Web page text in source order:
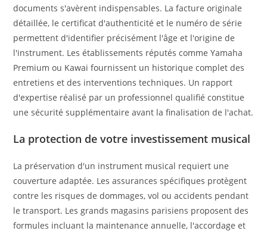
documents s'avèrent indispensables. La facture originale
détaillée, le certificat d'authenticité et le numéro de série
permettent d'identifier précisément l'âge et l'origine de
l'instrument. Les établissements réputés comme Yamaha
Premium ou Kawai fournissent un historique complet des
entretiens et des interventions techniques. Un rapport
d'expertise réalisé par un professionnel qualifié constitue
une sécurité supplémentaire avant la finalisation de l'achat.
La protection de votre investissement musical
La préservation d'un instrument musical requiert une
couverture adaptée. Les assurances spécifiques protègent
contre les risques de dommages, vol ou accidents pendant
le transport. Les grands magasins parisiens proposent des
formules incluant la maintenance annuelle, l'accordage et